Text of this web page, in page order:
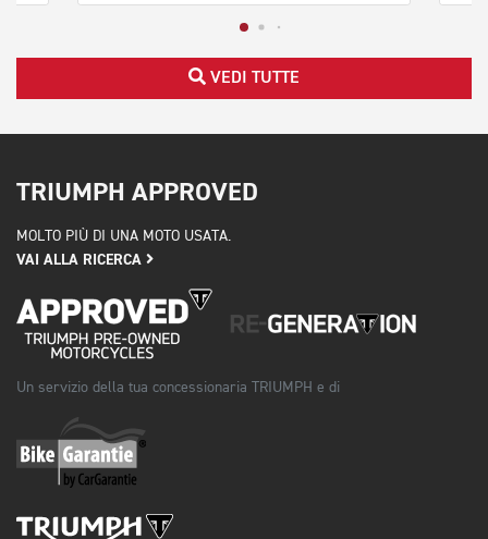
VEDI TUTTE
TRIUMPH APPROVED
MOLTO PIÙ DI UNA MOTO USATA.
VAI ALLA RICERCA
Un servizio della tua concessionaria TRIUMPH e di